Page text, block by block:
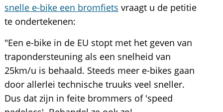
snelle e-bike een bromfiets vraagt u de petitie
te ondertekenen:
"Een e-bike in de EU stopt met het geven van
trapondersteuning als een snelheid van
25km/u is behaald. Steeds meer e-bikes gaan
door allerlei technische truuks veel sneller.
Dus dat zijn in feite brommers of 'speed